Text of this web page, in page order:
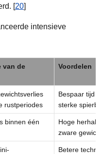
[20]
intensieve
van de
Voordelen
rustperiodes
Bespaar tijd
sterke
binnen één
Hoge
zware
Betere